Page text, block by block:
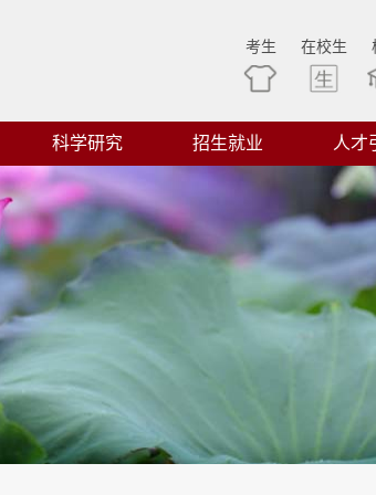
考生 在校生
科学研究 招生就业 人才